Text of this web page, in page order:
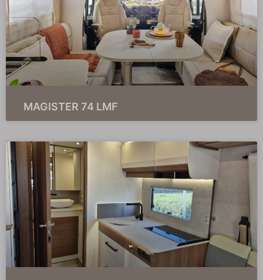
MAGISTER 74 LMF